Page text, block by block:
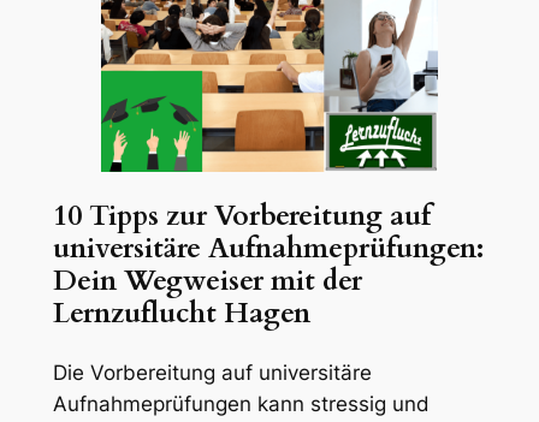
10 Tipps zur Vorbereitung auf
universitäre Aufnahmeprüfungen:
Dein Wegweiser mit der
Lernzuflucht Hagen
Die Vorbereitung auf universitäre
Aufnahmeprüfungen kann stressig und